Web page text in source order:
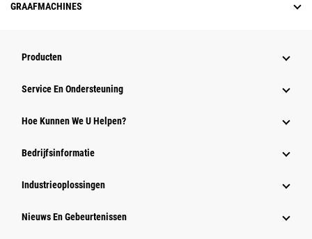
GRAAFMACHINES
Producten
Service En Ondersteuning
Hoe Kunnen We U Helpen?
Bedrijfsinformatie
Industrieoplossingen
Nieuws En Gebeurtenissen